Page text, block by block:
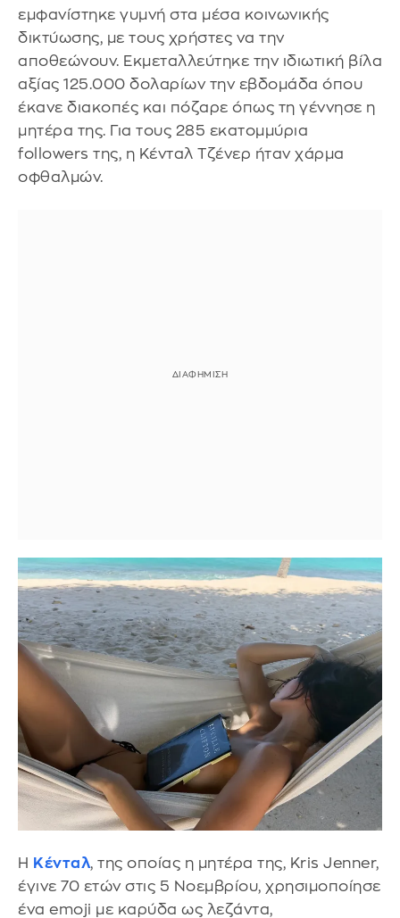
εμφανίστηκε γυμνή στα μέσα κοινωνικής
δικτύωσης, με τους χρήστες να την
αποθεώνουν. Εκμεταλλεύτηκε την ιδιωτική βίλα
αξίας 125.000 δολαρίων την εβδομάδα όπου
έκανε διακοπές και πόζαρε όπως τη γέννησε η
μητέρα της. Για τους 285 εκατομμύρια
followers της, η Κένταλ Τζένερ ήταν χάρμα
οφθαλμών.
Η Κένταλ, της οποίας η μητέρα της, Kris Jenner,
έγινε 70 ετών στις 5 Νοεμβρίου, χρησιμοποίησε
ένα emoji με καρύδα ως λεζάντα,